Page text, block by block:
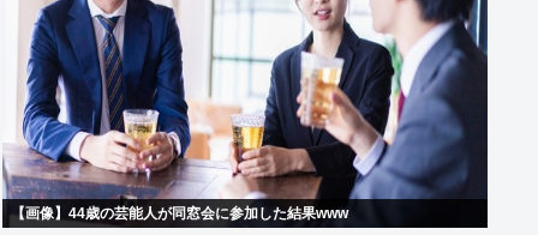
【画像】44歳の芸能人が同窓会に参加した結果www